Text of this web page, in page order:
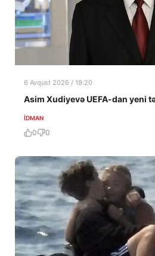
6 Avqust 2026 / 19:20
Asim Xudiyevə UEFA-dan yeni
İDMAN
0 0